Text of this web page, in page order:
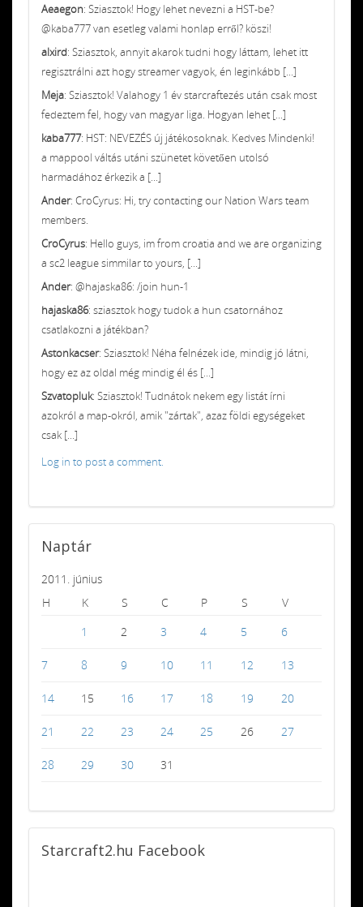
Aeaegon: Sziasztok! Hogy lehet nevezni a HST-be?
@kaba777 van esetleg valami honlap erről? köszi!
alxird: Sziasztok, annyit akarok tudni hogy láttam, lehet itt
regisztrálni azt hogy streamer vagyok, én leginkább [...]
Meja: Sziasztok! Valahogy 1 év starcraftezés után csak most
fedeztem fel, hogy van magyar liga. Hogyan lehet [...]
kaba777: HST: NEVEZÉS új játékosoknak. Kedves Mindenki!
a mappool váltás utáni szünetet követően utolsó
harmadához érkezik a [...]
Ander: CroCyrus: Hi, try contacting our Nation Wars team
members.
CroCyrus: Hello guys, im from croatia and we are organizing
a sc2 league simmilar to yours, [...]
Ander: @hajaska86: /join hun-1
hajaska86: sziasztok hogy tudok a hun csatornához
csatlakozni a játékban?
Astonkacser: Sziasztok! Néha felnézek ide, mindig jó látni,
hogy ez az oldal még mindig él és [...]
Szvatopluk: Sziasztok! Tudnátok nekem egy listát írni
azokról a map-okról, amik "zártak", azaz földi egységeket
csak [...]
Log in to post a comment.
Naptár
2011. június
H
K S C P S
V
1
2 3 4 5 6
7 8 9 10 11 12 13
14 15 16 17 18 19 20
21 22 23 24 25 26 27
28 29 30 31
Starcraft2.hu Facebook